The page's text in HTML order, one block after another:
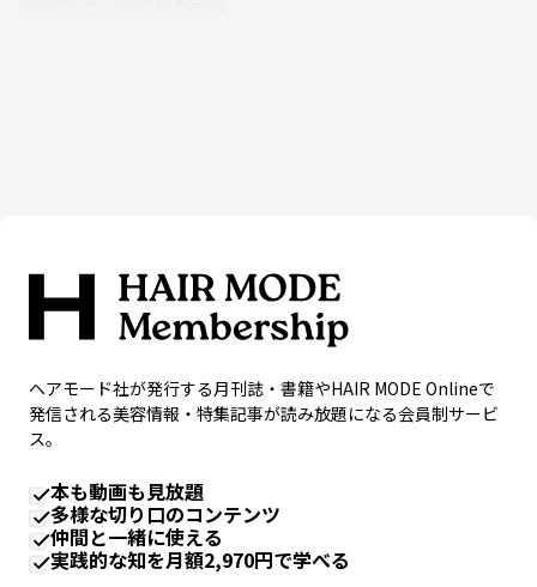
ヘアモード社が発行する月刊誌・書籍やHAIR MODE Onlineで
発信される美容情報・特集記事が読み放題になる会員制サービ
ス。
本も動画も見放題
多様な切り口のコンテンツ
仲間と一緒に使える
実践的な知を月額2,970円で学べる